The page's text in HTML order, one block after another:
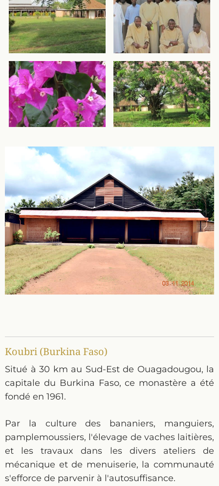
Koubri (Burkina Faso)
Situé à 30 km au Sud-Est de Ouagadougou, la
capitale du Burkina Faso, ce monastère a été
fondé en 1961.
Par la culture des bananiers, manguiers,
pamplemoussiers, l'élevage de vaches laitières,
et les travaux dans les divers ateliers de
mécanique et de menuiserie, la communauté
s'efforce de parvenir à l'autosuffisance.